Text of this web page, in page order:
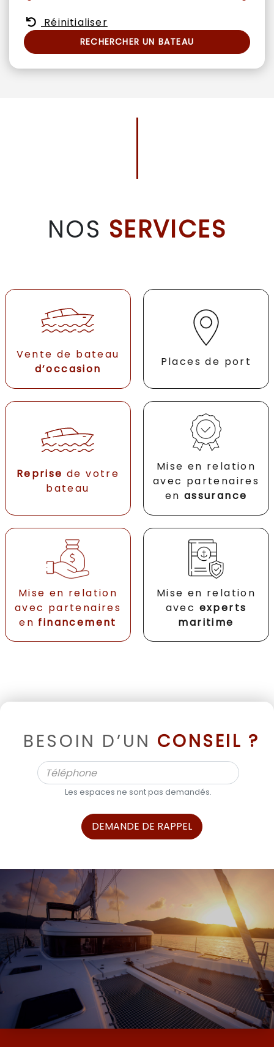
Réinitialiser
RECHERCHER UN BATEAU
NOS SERVICES
Vente de bateau
d’occasion
Places de port
Reprise de votre
bateau
Mise en relation
avec partenaires
en assurance
Mise en relation
avec partenaires
en financement
Mise en relation
avec experts
maritime
BESOIN D’UN CONSEIL ?
Les espaces ne sont pas demandés.
DEMANDE DE RAPPEL
ALPHA BOATS, L’EXPERT DES BATEAUX
D’OCCASION ET NEUF AVEC SES MARQUES
DE MOODY ET MILLIKAN…